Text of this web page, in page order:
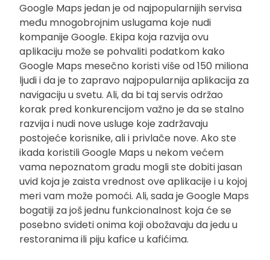
Google Maps jedan je od najpopularnijih servisa
među mnogobrojnim uslugama koje nudi
kompanije Google. Ekipa koja razvija ovu
aplikaciju može se pohvaliti podatkom kako
Google Maps mesečno koristi više od 150 miliona
ljudi i da je to zapravo najpopularnija aplikacija za
navigaciju u svetu. Ali, da bi taj servis održao
korak pred konkurencijom važno je da se stalno
razvija i nudi nove usluge koje zadržavaju
postojeće korisnike, ali i privlače nove. Ako ste
ikada koristili Google Maps u nekom većem
vama nepoznatom gradu mogli ste dobiti jasan
uvid koja je zaista vrednost ove aplikacije i u kojoj
meri vam može pomoći. Ali, sada je Google Maps
bogatiji za još jednu funkcionalnost koja će se
posebno svideti onima koji obožavaju da jedu u
restoranima ili piju kafice u kafićima.